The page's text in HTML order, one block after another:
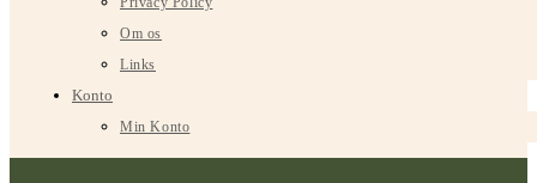
Om os
Links
Konto
Min Konto